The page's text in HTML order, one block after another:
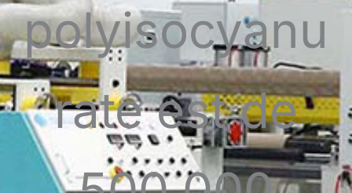
polyisocyanu
rate est de